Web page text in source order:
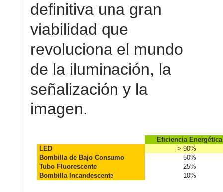
definitiva una gran
viabilidad que
revoluciona el mundo
de la iluminación, la
señalización y la
imagen.
Eficiencia Energética
LED
> 90%
Bombilla de Bajo Consumo
50%
Tubo Fluorescente
25%
Bombilla Incandescente
10%